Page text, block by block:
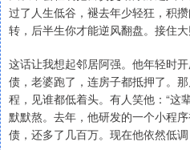
过了人生低谷，褪去年少轻狂，积
转，后半生你才能逆风翻盘。接住大
这话让我想起邻居阿强。他年轻时
债，老婆跑了，连房子都抵押了。
程，见谁都低着头。有人笑他：“这
默默熬。去年，他研发的一个小程
债，还多了几百万。现在他依然低调